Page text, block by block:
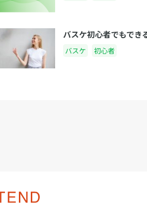
バスケ初心者でもでき
バスケ 初心者